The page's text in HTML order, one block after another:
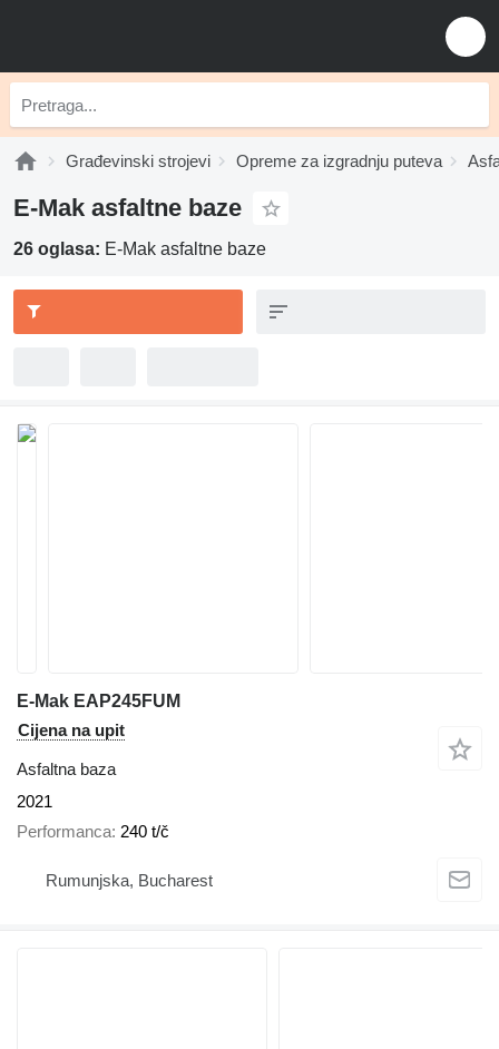
Građevinski strojevi Opreme za izgradnju puteva
E-Mak asfaltne baze
26 oglasa: E-Mak asfaltne baze
E-Mak EAP245FUM
Cijena na upit
Asfaltna baza
2021
Performanca 240 t/č
Rumunjska, Bucharest